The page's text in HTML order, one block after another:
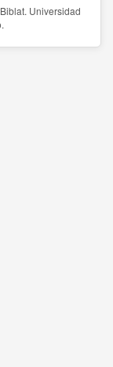
Universidad